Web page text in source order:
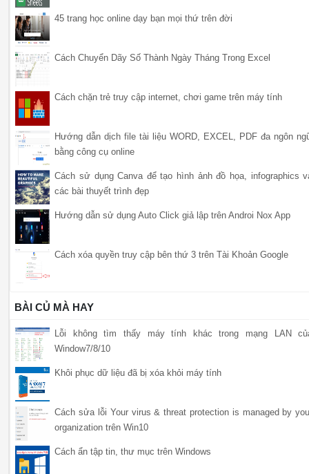
45 trang học online dạy bạn mọi thứ trên đời
Cách Chuyển Dãy Số Thành Ngày Tháng Trong Excel
Cách chặn trẻ truy cập internet, chơi game trên máy tính
Hướng dẫn dịch file tài liệu WORD, EXCEL, PDF đa ngôn
bằng công cụ online
Cách sử dụng Canva để tạo hình ảnh đồ họa, infographics
các bài thuyết trình đẹp
Hướng dẫn sử dụng Auto Click giả lập trên Androi Nox App
Cách xóa quyền truy cập bên thứ 3 trên Tài Khoản Google
BÀI CỦ MÀ HAY
Lỗi không tìm thấy máy tính khác trong mạng LAN
Window7/8/10
Khôi phục dữ liệu đã bị xóa khỏi máy tính
Cách sửa lỗi Your virus & threat protection is managed by
organization trên Win10
Cách ẩn tập tin, thư mục trên Windows